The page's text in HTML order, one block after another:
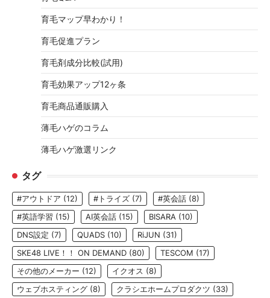
育毛マップ早わかり！
育毛促進プラン
育毛剤成分比較(試用)
育毛効果アップ12ヶ条
育毛商品通販購入
薄毛ハゲのコラム
薄毛ハゲ激選リンク
タグ
#アウトドア (12) #トライズ (7) #英会話 (8)
#英語学習 (15) AI英会話 (15) BISARA (10)
DNS設定 (7) QUADS (10) RiJUN (31)
SKE48 LIVE！！ ON DEMAND (80) TESCOM (17)
その他のメーカー (12) イクオス (8)
ウェブホスティング (8) クラシエホームプロダクツ (33)